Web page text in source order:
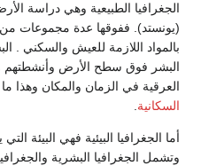
الجغرافيا الطبيعية وهي دراسة
(يونستد). ففوقها عدة مجموعات
بالمواد اللازمة للعيش والسكني .
البشر فوق سطح الأرض وأنشطتهم
العرقية في الزمان والمكان وهذا
السكانية.
أما الجغرافيا البيئية فهي البيئة
وتشمل الجغرافيا البشرية